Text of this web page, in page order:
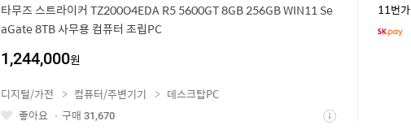
타무즈 스트라이커 TZ200O4EDA R5 5600GT 8GB 256GB WIN11 Se
aGate 8TB 사무용 컴퓨터 조립PC
1,244,000원
11번가
좋 상
디지털/가전 컴퓨터/주변기기
데스크탑PC
좋아요
구매 31,670